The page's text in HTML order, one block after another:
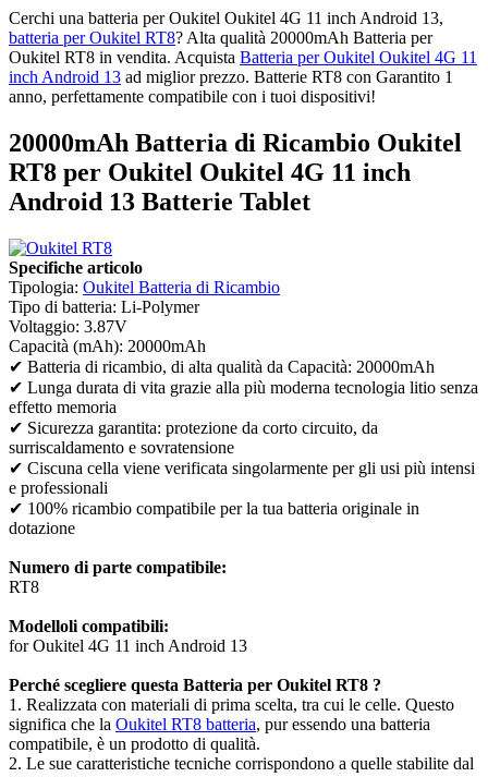
Cerchi una batteria per Oukitel Oukitel 4G 11 inch Android 13,
batteria per Oukitel RT8? Alta qualità 20000mAh Batteria per
Oukitel RT8 in vendita. Acquista Batteria per Oukitel Oukitel 4G 11
inch Android 13 ad miglior prezzo. Batterie RT8 con Garantito 1
anno, perfettamente compatibile con i tuoi dispositivi!
20000mAh Batteria di Ricambio Oukitel
RT8 per Oukitel Oukitel 4G 11 inch
Android 13 Batterie Tablet
Specifiche articolo
Tipologia: Oukitel Batteria di Ricambio
Tipo di batteria: Li-Polymer
Voltaggio: 3.87V
Capacità (mAh): 20000mAh
✔ Batteria di ricambio, di alta qualità da Capacità: 20000mAh
✔ Lunga durata di vita grazie alla più moderna tecnologia litio senza
effetto memoria
✔ Sicurezza garantita: protezione da corto circuito, da
surriscaldamento e sovratensione
✔ Ciscuna cella viene verificata singolarmente per gli usi più intensi
e professionali
✔ 100% ricambio compatibile per la tua batteria originale in
dotazione
Numero di parte compatibile:
RT8
Modelloli compatibili:
for Oukitel 4G 11 inch Android 13
Perché scegliere questa Batteria per Oukitel RT8 ?
1. Realizzata con materiali di prima scelta, tra cui le celle. Questo
significa che la Oukitel RT8 batteria, pur essendo una batteria
compatibile, è un prodotto di qualità.
2. Le sue caratteristiche tecniche corrispondono a quelle stabilite dal